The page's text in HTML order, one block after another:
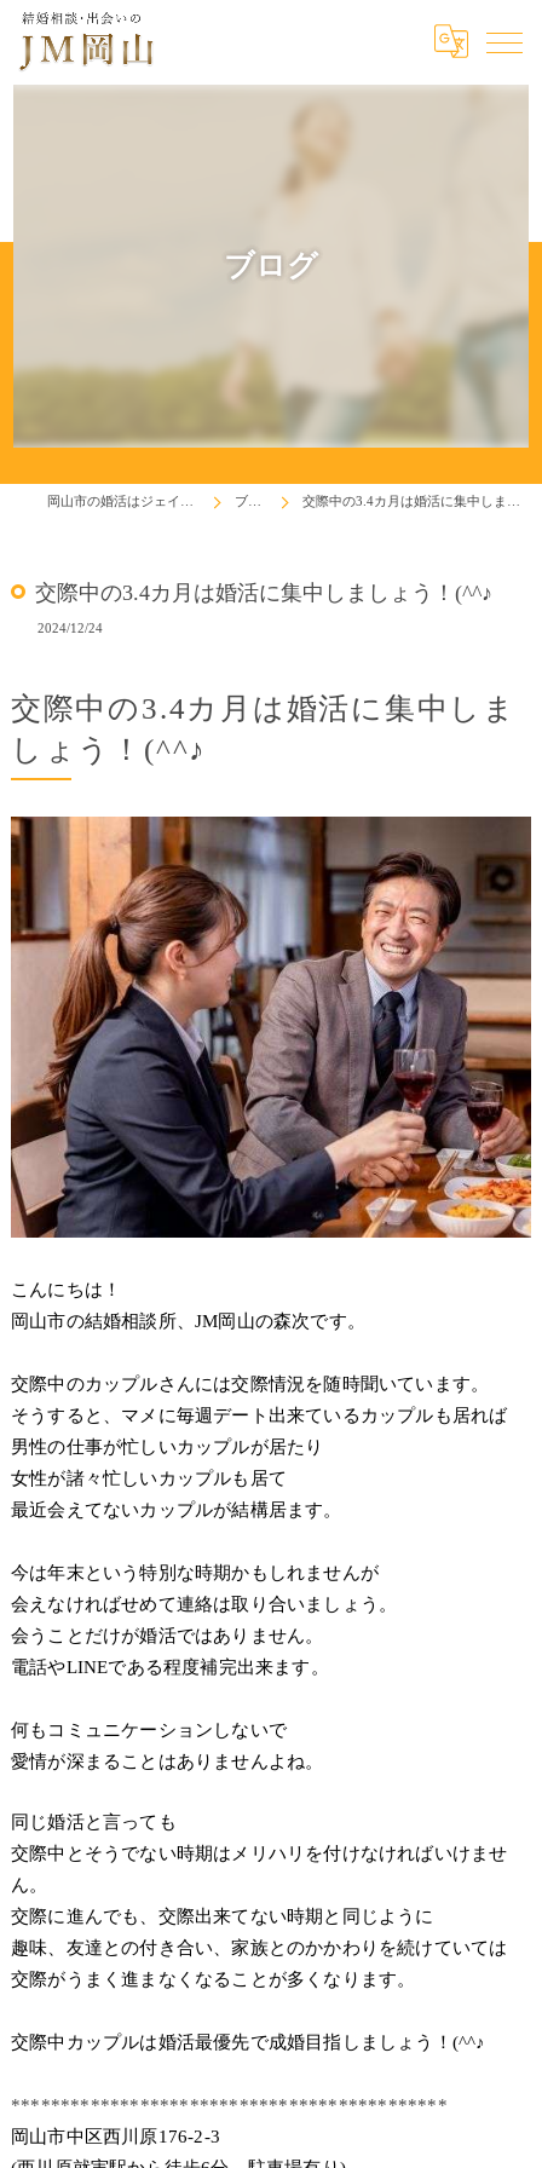
ブログ
ブログ 交際中の3.4カ月は婚活に集中しましょう！(^^♪
交際中の3.4カ月は婚活に集中しましょう！(^^♪
2024/12/24
交際中の3.4カ月は婚活に集中しま
しょう！(^^♪
こんにちは！
岡山市の結婚相談所、JM岡山の森次です。
交際中のカップルさんには交際情況を随時聞いています。
そうすると、マメに毎週デート出来ているカップルも居れば
男性の仕事が忙しいカップルが居たり
女性が諸々忙しいカップルも居て
最近会えてないカップルが結構居ます。
今は年末という特別な時期かもしれませんが
会えなければせめて連絡は取り合いましょう。
会うことだけが婚活ではありません。
電話やLINEである程度補完出来ます。
何もコミュニケーションしないで
愛情が深まることはありませんよね。
同じ婚活と言っても
交際中とそうでない時期はメリハリを付けなければいけませ
ん。
交際に進んでも、交際出来てない時期と同じように
趣味、友達との付き合い、家族とのかかわりを続けていては
交際がうまく進まなくなることが多くなります。
交際中カップルは婚活最優先で成婚目指しましょう！(^^♪
********************************************
岡山市中区西川原176-2-3